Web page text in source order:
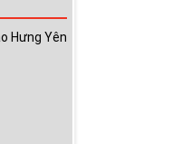
Hưng Yên